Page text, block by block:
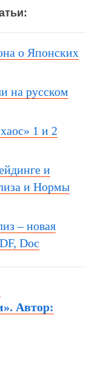
о Японских
на русском
1 и 2
и
и Нормы
– новая
Doc
Автор: